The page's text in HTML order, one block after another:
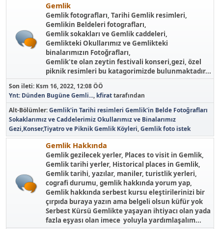
Gemlik
Gemlik fotografları, Tarihi Gemlik resimleri,
Gemlikin Beldeleri fotografları,
Gemlik sokakları ve Gemlik caddeleri,
Gemlikteki Okullarımız ve Gemlikteki
binalarımızın Fotoğrafları,
Gemlik'te olan zeytin festivali konseri,gezi, özel
piknik resimleri bu katagorimizde bulunmaktadır...
Son ileti: Ksm 16, 2022, 12:08 ÖÖ
Ynt: Dünden Bugüne Gemli..., kfirattarafından
Alt-Bölümler Gemlik'in Tarihi resimleri Gemlik'in Belde Fotoğrafları
Sokaklarımız ve CaddelerimizOkullarımız ve Binalarımız
Gezi,Konser,Tiyatro ve PiknikGemlik Köyleri Gemlik foto istek
Gemlik Hakkında
Gemlik gezilecek yerler, Places to visit in Gemlik,
Gemlik tarihi yerler, Historical places in Gemlik,
Gemlik tarihi, yazılar, maniler, turistlik yerleri,
cografi durumu, gemlik hakkında yorum yap,
Gemlik hakkında serbest kursu eleştirilerinizi bir
çırpıda buraya yazın ama belgeli olsun küfür yok
Serbest Kürsü Gemlikte yaşayan ihtiyacı olan yada
fazla eşyası olan imece yoluyla yardımlaşalım...